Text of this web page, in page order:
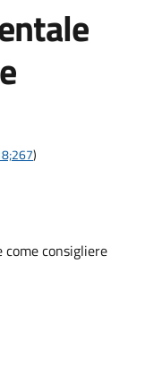
)
come consigliere